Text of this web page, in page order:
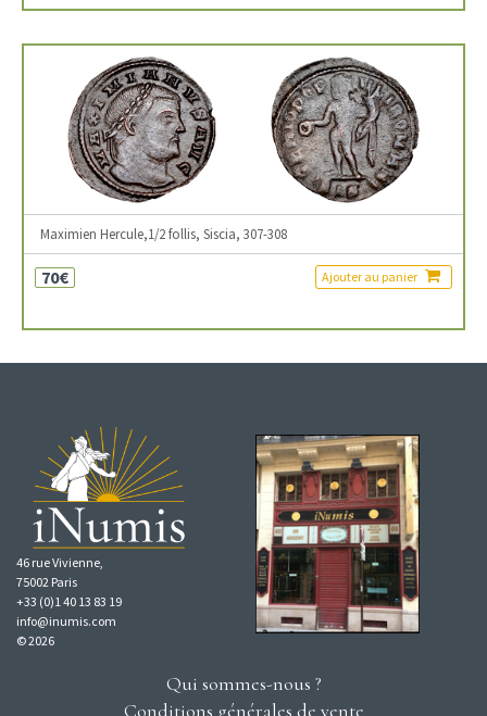
Maximien Hercule,1/2 follis, Siscia, 307-308
70€ Ajouter au panier
46 rue Vivienne,
75002 Paris
+33 (0)1 40 13 83 19
info@inumis.com
© 2026
Qui sommes-nous ?
Conditions générales de vente